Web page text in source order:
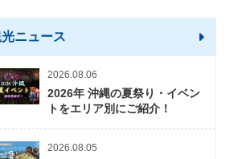
ニュース
2026.08.06
2026年 沖縄の夏祭り・イベン
トをエリア別にご紹介！
2026.08.05